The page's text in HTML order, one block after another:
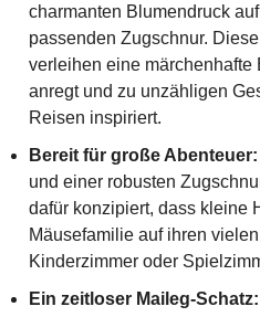
charmanten Blumendruck
passenden Zugschnur.
verleihen eine
anregt und zu unzähligen
Reisen inspiriert.
Bereit für große Abenteuer:
und einer robusten
dafür konzipiert, dass kleine
Mäusefamilie auf ihren
Kinderzimmer oder
Ein zeitloser Maileg-Schatz: